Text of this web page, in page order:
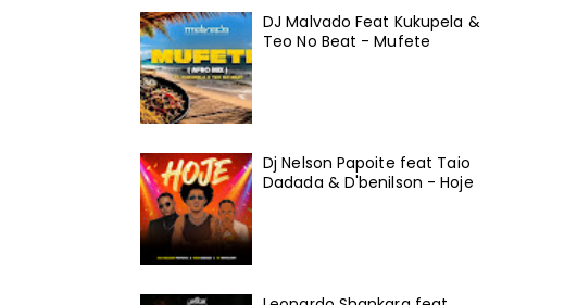
DJ Malvado Feat Kukupela &
Teo No Beat - Mufete
Dj Nelson Papoite feat Taio
Dadada & D'benilson - Hoje